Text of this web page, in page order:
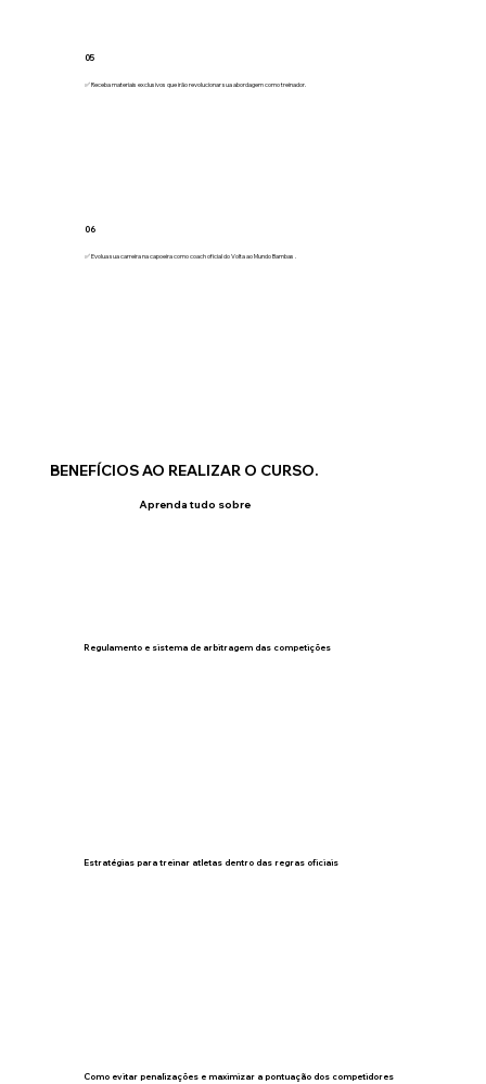
BENEFÍCIOS AO REALIZAR O CURSO.
Aprenda tudo sobre
Regulamento e sistema de arbitragem das competições
Estratégias para treinar atletas dentro das regras oficiais
Como evitar penalizações e maximizar a pontuação dos competidores
05
✅ Receba materiais exclusivos que irão revolucionar sua abordagem como treinador.
06
✅ Evolua sua carreira na capoeira como coach oficial do Volta ao Mundo Bambas .